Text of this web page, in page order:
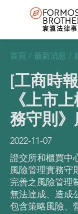
首頁 / 最新消息 /
[工商時
《上市
務守則》
2022-11-07
證交所和櫃買中
風險管理實務守
完善之風險管理
無法達成、造成
包含策略風險、